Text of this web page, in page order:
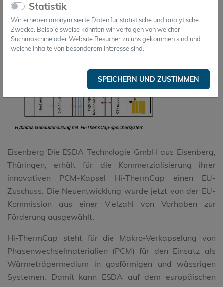
Statistik
Wir erheben anonymisierte Daten für statistische und analytische
Zwecke. Beispielsweise könnten wir verfolgen von welcher
Suchmaschine oder Website Besucher zu uns gekommen sind und
welche Inhalte von besonderem Interesse sind.
SPEICHERN UND ZUSTIMMEN
Innovation der Thüringer ESDA Technologie GmbH von
Brüssler Kommission zur Förderung ausgewählt
Eisenberg Die ESDA Technologie GmbH aus Eisenberg,
Thüringen, erhält für die Kommerzialisierung ihrer
innovativen PCM-Kapsel Hi-ThermCap einen EU-
Zuschuss. Die Neuentwicklung wurde jetzt von der EU-
Kommission aus einer Vielzahl von Vorhaben zur
Förderung ausgewählt.
Hi-ThermCap steht für die Makro-Verkapselung von
Phasenwechselmaterialien (PCM) für den Einsatz als
Wärmeträgermedium in gasförmigen und wässrigen
Systemen. Damit kann ESDA auf dem europäischen